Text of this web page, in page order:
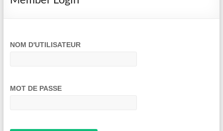
NOM D'UTILISATEUR
MOT DE PASSE